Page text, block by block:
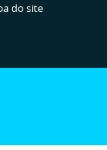
do site